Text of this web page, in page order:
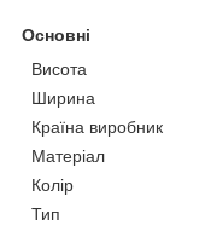
Основні
Висота
Ширина
Країна виробник
Матеріал
Колір
Тип